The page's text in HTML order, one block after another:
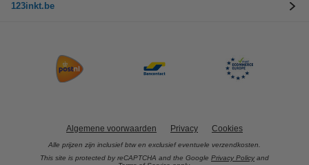
123inkt.be
Algemene voorwaarden Privacy Cookies
Alle prijzen zijn inclusief btw en exclusief eventuele verzendkosten.
This site is protected by reCAPTCHA and the Google Privacy Policy and